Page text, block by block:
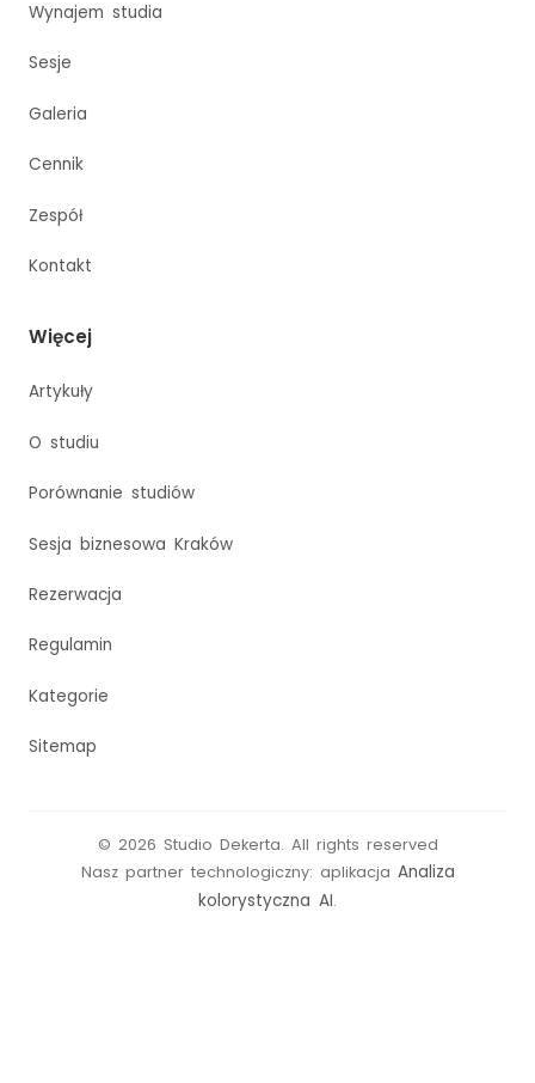
Wynajem studia
Sesje
Galeria
Cennik
Zespół
Kontakt
Więcej
Artykuły
O studiu
Porównanie studiów
Sesja biznesowa Kraków
Rezerwacja
Regulamin
Kategorie
Sitemap
© 2026 Studio Dekerta. All rights reserved
Nasz partner technologiczny: aplikacja Analiza
kolorystyczna AI.